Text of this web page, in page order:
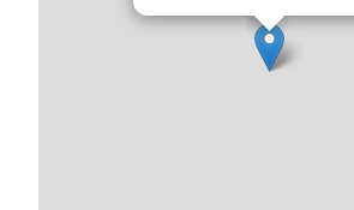
VIE SOCIALE